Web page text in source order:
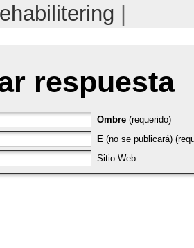
respuesta
Ombre (requerido)
E (no se publicará)
Sitio Web